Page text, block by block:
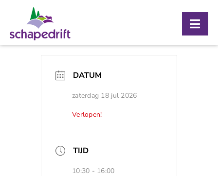
inhoud
Over ons
Bezoekerscentrum
DATUM
zaterdag 18 jul 2026
Verlopen!
TIJD
10:30 - 16:00